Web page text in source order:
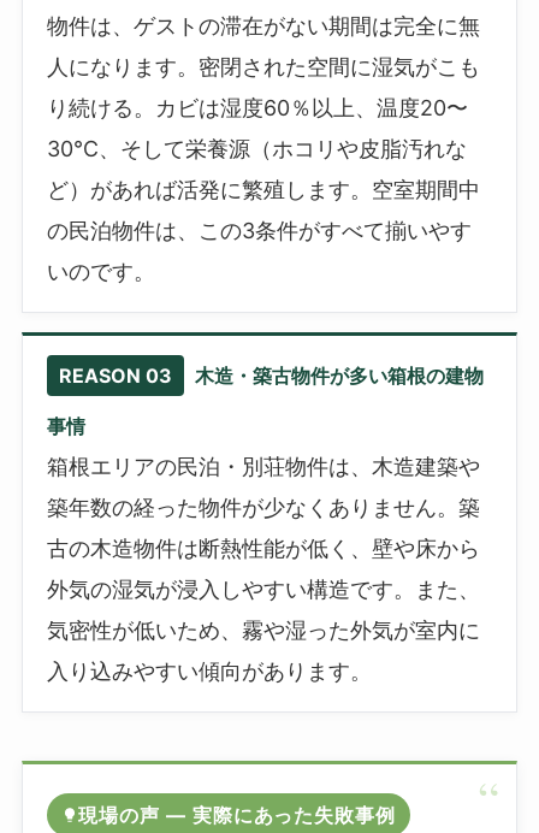
物件は、ゲストの滞在がない期間は完全に無
人になります。密閉された空間に湿気がこも
り続ける。カビは湿度60％以上、温度20〜
30℃、そして栄養源（ホコリや皮脂汚れな
ど）があれば活発に繁殖します。空室期間中
の民泊物件は、この3条件がすべて揃いやす
いのです。
REASON 03 木造・築古物件が多い箱根の建物
事情
箱根エリアの民泊・別荘物件は、木造建築や
築年数の経った物件が少なくありません。築
古の木造物件は断熱性能が低く、壁や床から
外気の湿気が浸入しやすい構造です。また、
気密性が低いため、霧や湿った外気が室内に
入り込みやすい傾向があります。
現場の声 ― 実際にあった失敗事例